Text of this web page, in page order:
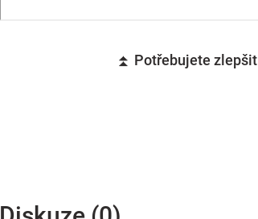
⏫ Potřebujete